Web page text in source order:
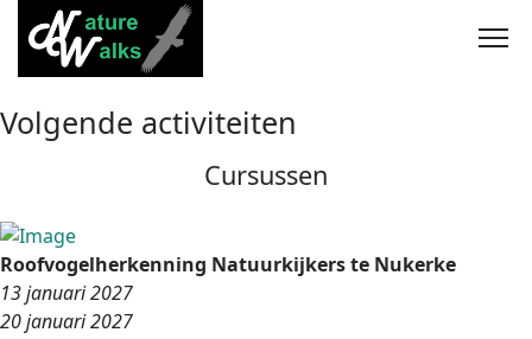
Nieuwe website in ontwikkeling
Volgende activiteiten
Cursussen
Roofvogelherkenning Natuurkijkers te Nukerke
13 januari 2027
20 januari 2027